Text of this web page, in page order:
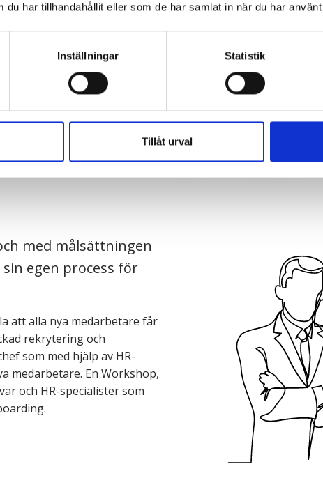
du har tillhandahållit eller som de har samlat in när du har
Inställningar Statistik
Tillåt urval
Ladda hem pdf
med målsättningen
egen process för
att alla nya medarbetare får
rekrytering och
som med hjälp av HR-
medarbetare. En Workshop,
och HR-specialister som